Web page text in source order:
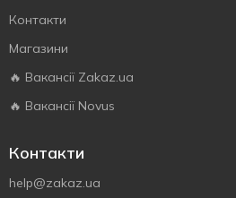
Контакти
Магазини
🔥 Вакансії Zakaz.ua
🔥 Вакансії Novus
Контакти
help@zakaz.ua